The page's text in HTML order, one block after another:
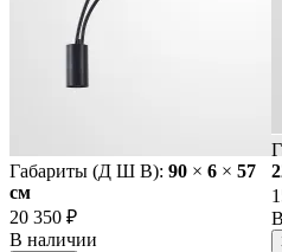
Габариты (Д Ш В): 90 × 6 × 57
cм
20 350 ₽
В наличии